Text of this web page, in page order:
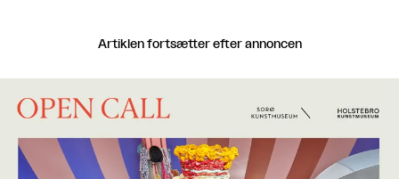
Artiklen fortsætter efter annoncen